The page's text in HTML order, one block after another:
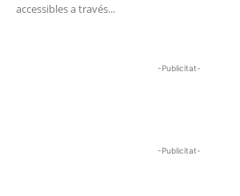
accessibles a través...
-Publicitat-
-Publicitat-